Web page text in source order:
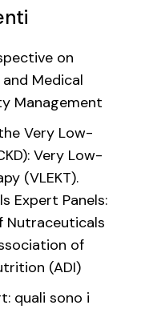
on
Medical
Management
Very Low-
Very Low-
(VLEKT).
Expert Panels:
Nutraceuticals
of
(ADI)
quali sono i